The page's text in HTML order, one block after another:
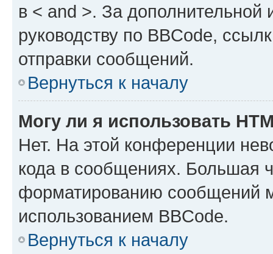
в < and >. За
руководству по BBCode,
отправки сообщений.
Вернуться к началу
Могу ли я использовать
Нет. На этой конференции
кода в сообщениях. Большая
форматированию сообщений
использованием BBCode.
Вернуться к началу